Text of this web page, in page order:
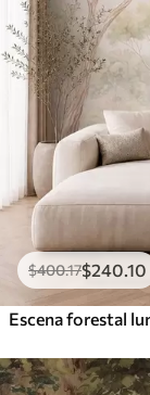
$400.17$240 .10